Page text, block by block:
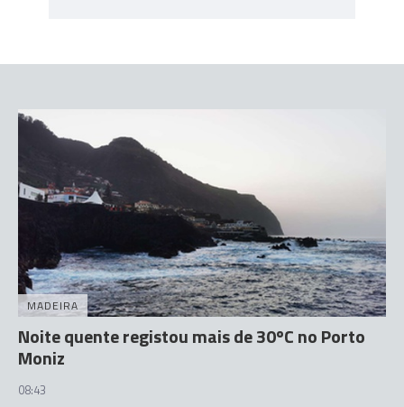
MADEIRA
Noite quente registou mais de 30ºC no Porto
Moniz
08:43